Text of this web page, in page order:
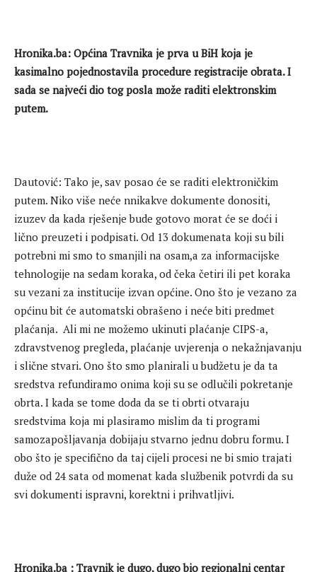
Hronika.ba: Općina Travnika je prva u BiH koja je
kasimalno pojednostavila procedure registracije obrata. I
sada se najveći dio tog posla može raditi elektronskim
putem.
Dautović: Tako je, sav posao će se raditi elektroničkim
putem. Niko više neće nnikakve dokumente donositi,
izuzev da kada rješenje bude gotovo morat će se doći i
lično preuzeti i podpisati. Od 13 dokumenata koji su bili
potrebni mi smo to smanjili na osam,a za informacijske
tehnologije na sedam koraka, od čeka četiri ili pet koraka
su vezani za institucije izvan općine. Ono što je vezano za
općinu bit će automatski obrašeno i neće biti predmet
plaćanja. Ali mi ne možemo ukinuti plaćanje CIPS-a,
zdravstvenog pregleda, plaćanje uvjerenja o nekažnjavanju
i slične stvari. Ono što smo planirali u budžetu je da ta
sredstva refundiramo onima koji su se odlučili pokretanje
obrta. I kada se tome doda da se ti obrti otvaraju
sredstvima koja mi plasiramo mislim da ti programi
samozapošljavanja dobijaju stvarno jednu dobru formu. I
obo što je specifično da taj cijeli procesi ne bi smio trajati
duže od 24 sata od momenat kada službenik potvrdi da su
svi dokumenti ispravni, korektni i prihvatljivi.
Hronika.ba : Travnik je dugo, dugo bio regionalni centar